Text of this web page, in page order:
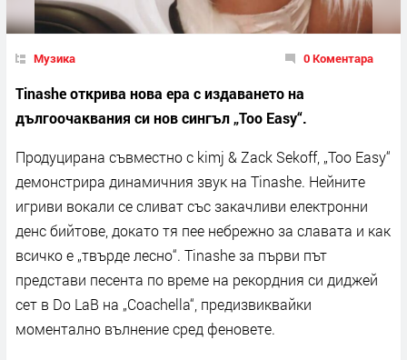
Музика 0 Коментара
Tinashe открива нова ера с издаването на
дългоочаквания си нов сингъл „Too Easy“.
Продуцирана съвместно с kimj & Zack Sekoff, „Too Easy“
демонстрира динамичния звук на Tinashe. Нейните
игриви вокали се сливат със закачливи електронни
денс бийтове, докато тя пее небрежно за славата и как
всичко е „твърде лесно“. Tinashe за първи път
представи песента по време на рекордния си диджей
сет в Do LaB на „Coachella“, предизвиквайки
моментално вълнение сред феновете.